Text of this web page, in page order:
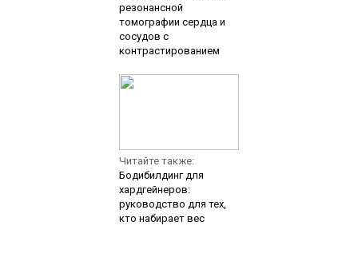
резонансной
томографии сердца и
сосудов с
контрастированием
Читайте также:
Бодибилдинг для
хардгейнеров:
руководство для тех,
кто набирает вес